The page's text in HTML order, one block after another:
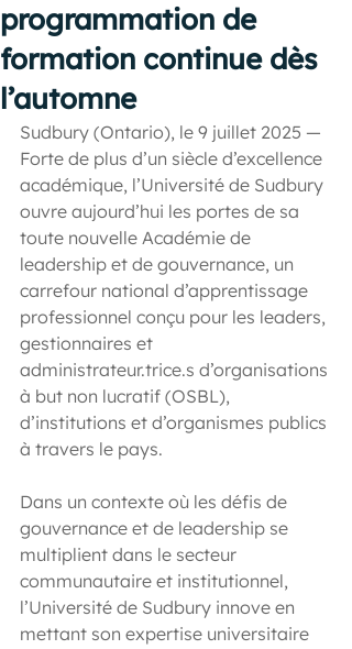
programmation de
formation continue dès
l’automne
Sudbury (Ontario), le 9 juillet 2025 —
Forte de plus d’un siècle d’excellence
académique, l’Université de Sudbury
ouvre aujourd’hui les portes de sa
toute nouvelle Académie de
leadership et de gouvernance, un
carrefour national d’apprentissage
professionnel conçu pour les leaders,
gestionnaires et
administrateur.trice.s d’organisations
à but non lucratif (OSBL),
d’institutions et d’organismes publics
à travers le pays.
Dans un contexte où les défis de
gouvernance et de leadership se
multiplient dans le secteur
communautaire et institutionnel,
l’Université de Sudbury innove en
mettant son expertise universitaire